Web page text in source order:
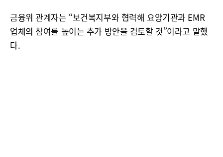
금융위 관계자는 “보건복지부와 협력해 요양기관과 EMR
업체의 참여를 높이는 추가 방안을 검토할 것”이라고 말했
다.